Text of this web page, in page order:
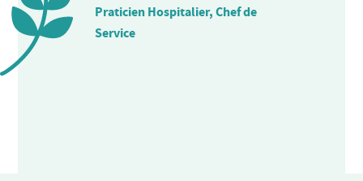
Praticien Hospitalier, Chef de
Service